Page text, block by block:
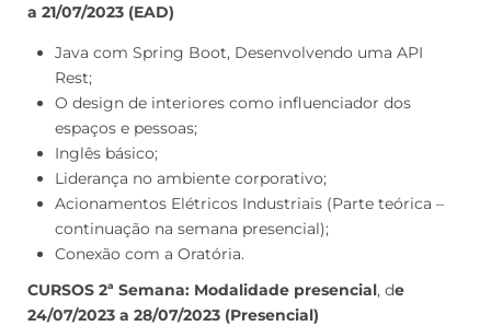
a 21/07/2023 (EAD)
Java com Spring Boot, Desenvolvendo uma API
Rest;
O design de interiores como influenciador dos
espaços e pessoas;
Inglês básico;
Liderança no ambiente corporativo;
Acionamentos Elétricos Industriais (Parte teórica –
continuação na semana presencial);
Conexão com a Oratória.
CURSOS 2ª Semana: Modalidade presencial, de
24/07/2023 a 28/07/2023 (Presencial)